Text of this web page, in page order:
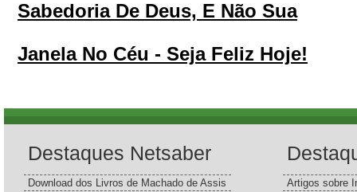
Sabedoria De Deus, E Não Sua
Janela No Céu - Seja Feliz Hoje!
Destaques Netsaber
Download dos Livros de Machado de Assis
Artigos sobre